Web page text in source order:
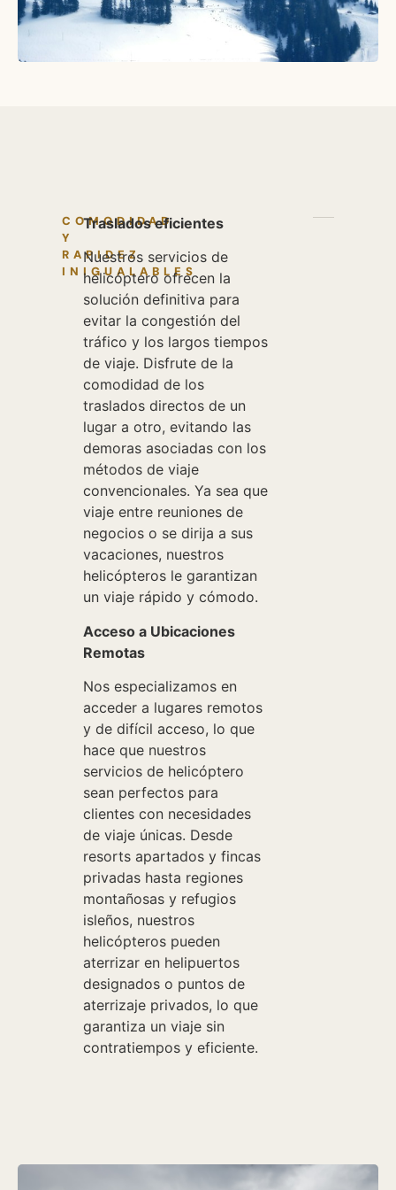
COMODIDAD
Y
RAPIDEZ
INIGUALABLES
Traslados eficientes
Nuestros servicios de
helicóptero ofrecen la
solución definitiva para
evitar la congestión del
tráfico y los largos tiempos
de viaje. Disfrute de la
comodidad de los
traslados directos de un
lugar a otro, evitando las
demoras asociadas con los
métodos de viaje
convencionales. Ya sea que
viaje entre reuniones de
negocios o se dirija a sus
vacaciones, nuestros
helicópteros le garantizan
un viaje rápido y cómodo.
Acceso a Ubicaciones
Remotas
Nos especializamos en
acceder a lugares remotos
y de difícil acceso, lo que
hace que nuestros
servicios de helicóptero
sean perfectos para
clientes con necesidades
de viaje únicas. Desde
resorts apartados y fincas
privadas hasta regiones
montañosas y refugios
isleños, nuestros
helicópteros pueden
aterrizar en helipuertos
designados o puntos de
aterrizaje privados, lo que
garantiza un viaje sin
contratiempos y eficiente.